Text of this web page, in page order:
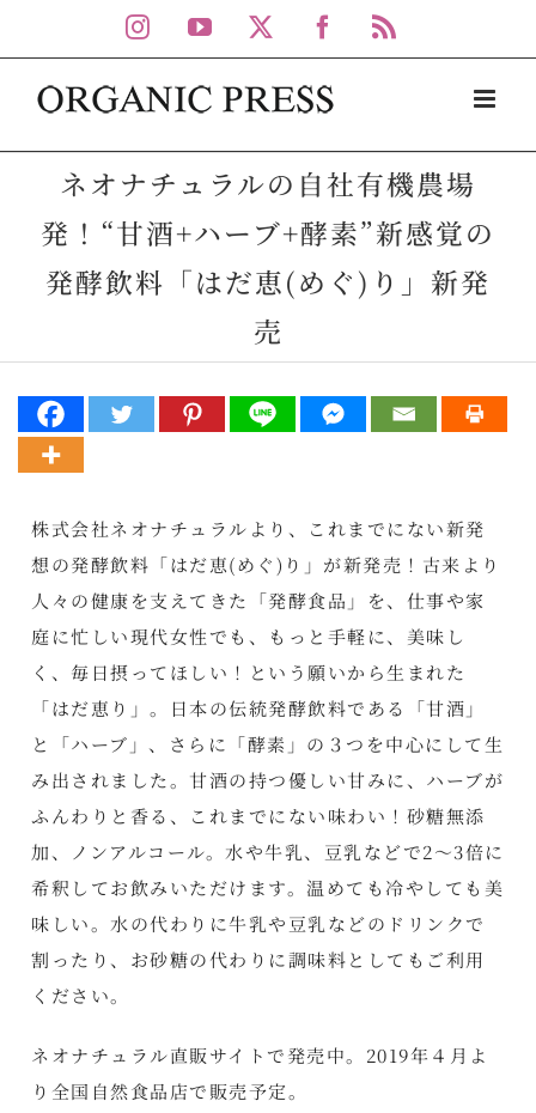
to
content
Instagram
YouTube Facebook
ネオナチュラルの自社有機農場
発！“甘酒+ハーブ+酵素”新感覚の
発酵飲料「はだ恵(めぐ)り」新発
売
株式会社ネオナチュラルより、これまでにない新発
想の発酵飲料「はだ恵(めぐ)り」が新発売！古来より
人々の健康を支えてきた「発酵食品」を、仕事や家
庭に忙しい現代女性でも、もっと手軽に、美味し
く、毎日摂ってほしい！という願いから生まれた
「はだ恵り」。日本の伝統発酵飲料である「甘酒」
と「ハーブ」、さらに「酵素」の３つを中心にして生
み出されました。甘酒の持つ優しい甘みに、ハーブが
ふんわりと香る、これまでにない味わい！砂糖無添
加、ノンアルコール。水や牛乳、豆乳などで2～3倍に
希釈してお飲みいただけます。温めても冷やしても美
味しい。水の代わりに牛乳や豆乳などのドリンクで
割ったり、お砂糖の代わりに調味料としてもご利用
ください。
ネオナチュラル直販サイトで発売中。2019年４月よ
り全国自然食品店で販売予定。